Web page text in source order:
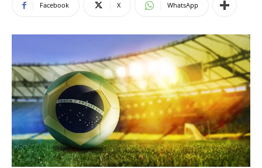
Facebook X WhatsApp